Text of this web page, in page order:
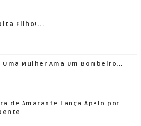
Filho!...
Uma Mulher Ama Um Bombeiro...
de Amarante Lança Apelo por